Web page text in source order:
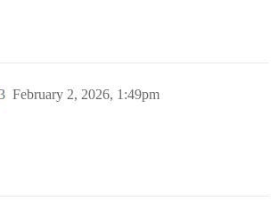
February 2, 2026, 1:49pm